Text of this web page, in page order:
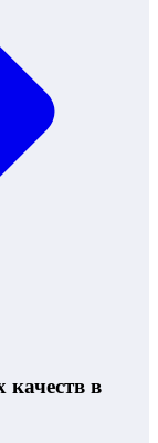
качеств в